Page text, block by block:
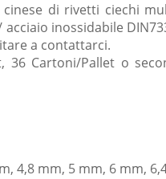
di rivetti ciechi
inossidabile
a contattarci.
36 Cartoni/Pallet o
4,8 mm, 5 mm, 6 mm,